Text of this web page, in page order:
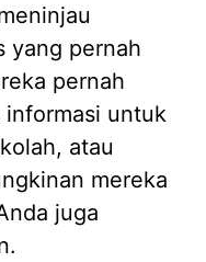
yang pernah
pernah
informasi untuk
atau
mereka
juga